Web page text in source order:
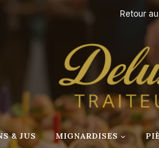
Retour
& JUS MIGNARDISES